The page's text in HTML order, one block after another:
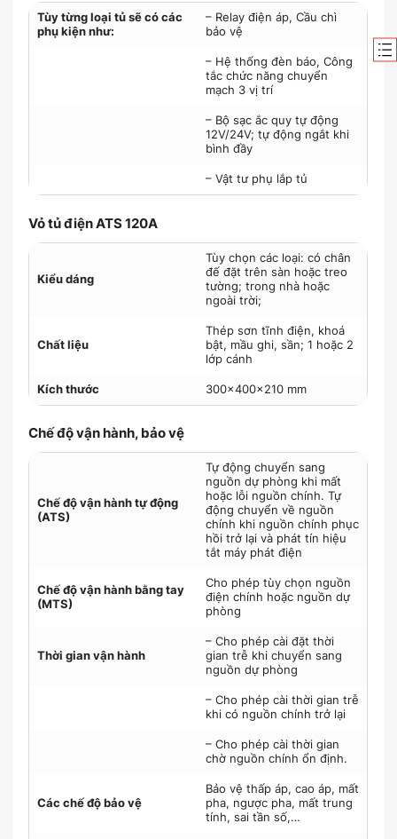
Tùy từng loại tủ sẽ có các
phụ kiện như:
– Relay điện áp, Cầu chì
bảo vệ
– Hệ thống đèn báo, Công
tắc chức năng chuyển
mạch 3 vị trí
– Bộ sạc ắc quy tự động
12V/24V; tự động ngắt khi
bình đầy
– Vật tư phụ lắp tủ
Vỏ tủ điện ATS 120A
Kiểu dáng
Tùy chọn các loại: có chân
đế đặt trên sàn hoặc treo
tường; trong nhà hoặc
ngoài trời;
Chất liệu
Thép sơn tĩnh điện, khoá
bật, mầu ghi, sần; 1 hoặc 2
lớp cánh
Kích thước 300x400x210 mm
Chế độ vận hành, bảo vệ
Chế độ vận hành tự động
(ATS)
Tự động chuyển sang
nguồn dự phòng khi mất
hoặc lỗi nguồn chính. Tự
động chuyển về nguồn
chính khi nguồn chính phục
hồi trở lại và phát tín hiệu
tắt máy phát điện
Chế độ vận hành bằng tay
(MTS)
Cho phép tùy chọn nguồn
điện chính hoặc nguồn dự
phòng
Thời gian vận hành
– Cho phép cài đặt thời
gian trễ khi chuyển sang
nguồn dự phòng
– Cho phép cài thời gian trễ
khi có nguồn chính trở lại
– Cho phép cài thời gian
chờ nguồn chính ổn định.
Các chế độ bảo vệ
Bảo vệ thấp áp, cao áp, mất
pha, ngược pha, mất trung
tính, sai tần số,…